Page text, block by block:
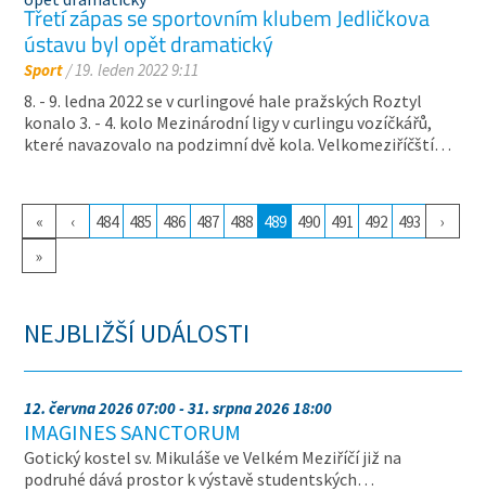
Třetí zápas se sportovním klubem Jedličkova
ústavu byl opět dramatický
Sport/ 19. leden 2022 9:11
8. - 9. ledna 2022 se v curlingové hale pražských Roztyl
konalo 3. - 4. kolo Mezinárodní ligy v curlingu vozíčkářů,
které navazovalo na podzimní dvě kola. Velkomeziříčští…
« ‹ 484 485 486 487 488 489 490 491 492 493
›
»
NEJBLIŽŠÍ UDÁLOSTI
12. června 2026 07:00 - 31. srpna 2026 18:00
IMAGINES SANCTORUM
Gotický kostel sv. Mikuláše ve Velkém Meziříčí již na
podruhé dává prostor k výstavě studentských…